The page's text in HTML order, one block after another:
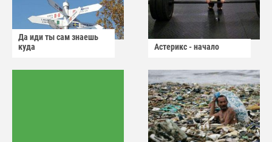
Да иди ты сам знаешь
куда
Астерикс - начало